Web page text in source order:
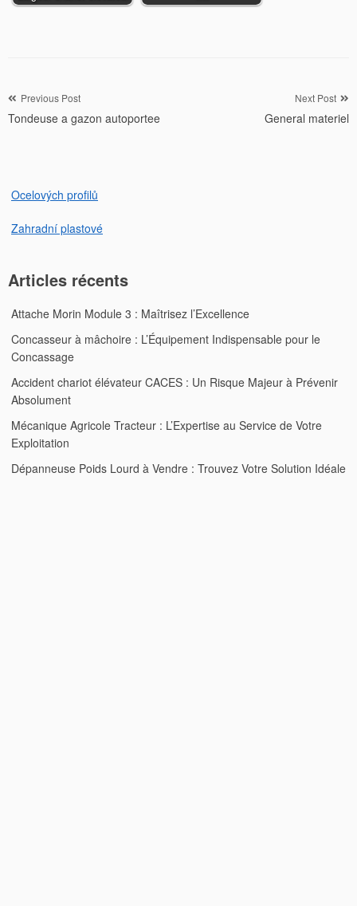
Navigation
de
Previous Post
Tondeuse a gazon autoportee
Next Post
General materiel
Ocelových profilů
Zahradní plastové
Articles récents
Attache Morin Module 3 : Maîtrisez l’Excellence
Concasseur à mâchoire : L’Équipement Indispensable pour le
Concassage
Accident chariot élévateur CACES : Un Risque Majeur à Prévenir
Absolument
Mécanique Agricole Tracteur : L’Expertise au Service de Votre
Exploitation
Dépanneuse Poids Lourd à Vendre : Trouvez Votre Solution Idéale